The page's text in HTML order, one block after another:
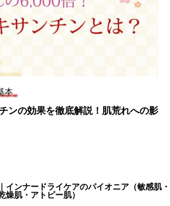
本
ンの効果を徹底解説！肌荒れへの影
インナードライケアのパイオニア（敏感肌・
燥肌・アトピー肌）